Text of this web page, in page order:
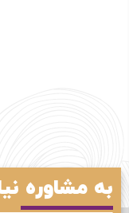
به مشاورهورود /